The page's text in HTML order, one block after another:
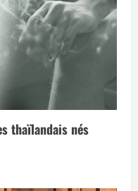
thaïlandais nés